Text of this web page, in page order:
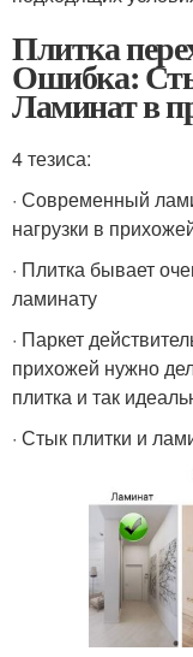
Плитка
Ошибка:
Ламинат в
4 тезиса:
· Современный
нагрузки в
· Плитка бывает
ламинату
· Паркет
прихожей нужно
плитка и так
· Стык плитки и